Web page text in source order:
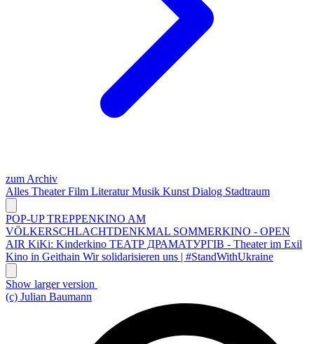
zum Archiv
Alles TheaterFilm LiteraturMusik Kunst Dialog Stadtraum
POP-UP TREPPENKINO AM
VÖLKERSCHLACHTDENKMAL SOMMERKINO - OPEN
AIR KiKi: Kinderkino ТЕАТР ДРАМАТУРГІВ - Theater im Exil
Kino in Geithain Wir solidarisieren uns | #StandWithUkraine
Show larger version
(c) Julian Baumann